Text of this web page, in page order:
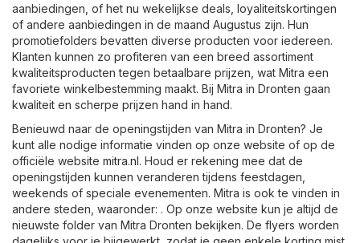
aanbiedingen, of het nu wekelijkse deals, loyaliteitskortingen
of andere aanbiedingen in de maand Augustus zijn. Hun
promotiefolders bevatten diverse producten voor iedereen.
Klanten kunnen zo profiteren van een breed assortiment
kwaliteitsproducten tegen betaalbare prijzen, wat Mitra een
favoriete winkelbestemming maakt. Bij Mitra in Dronten gaan
kwaliteit en scherpe prijzen hand in hand.
Benieuwd naar de openingstijden van Mitra in Dronten? Je
kunt alle nodige informatie vinden op onze website of op de
officiële website mitra.nl. Houd er rekening mee dat de
openingstijden kunnen veranderen tijdens feestdagen,
weekends of speciale evenementen. Mitra is ook te vinden in
andere steden, waaronder: . Op onze website kun je altijd de
nieuwste folder van Mitra Dronten bekijken. De flyers worden